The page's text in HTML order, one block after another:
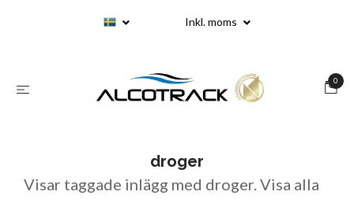
Inkl. moms
0
droger
Visar taggade inlägg med droger. Visa alla